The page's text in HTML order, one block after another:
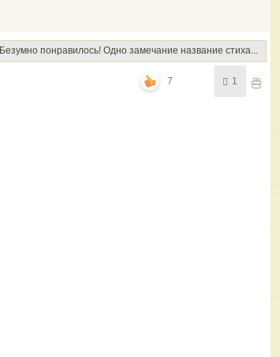
Безумно понравилось! Одно замечание название стиха...
7 1